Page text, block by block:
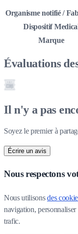
Organisme notifié /
Dispositif
Marque
Évaluations
Il n'y a pas
Soyez le premier à
Écrire un avis
Nous respectons
Nous utilisons des
navigation,
trafic.